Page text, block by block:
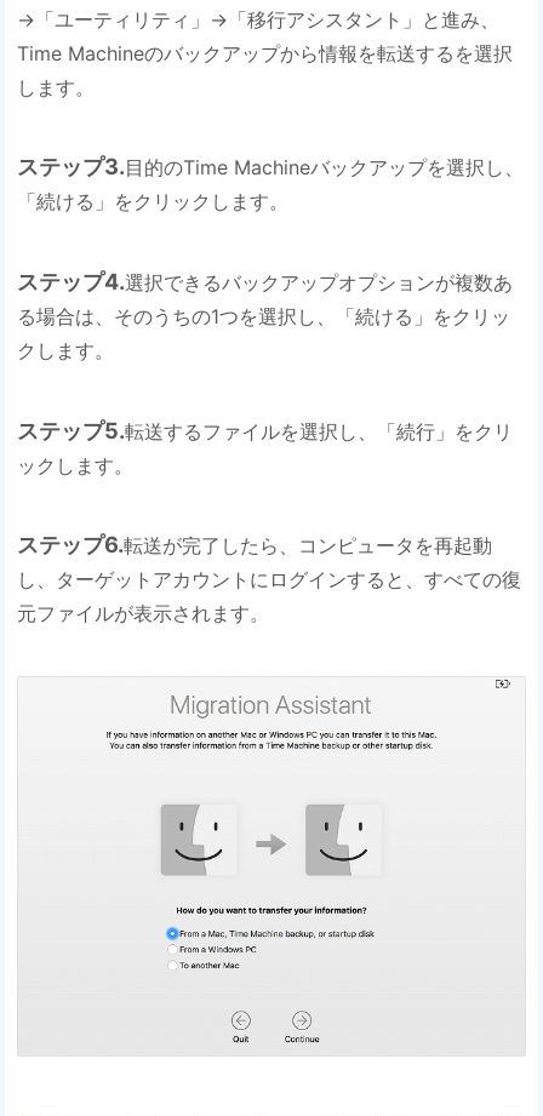
→「ユーティリティ」→「移行アシスタント」と進み、
Time Machineのバックアップから情報を転送するを選択
します。
ステップ3.目的のTime Machineバックアップを選択し、
「続ける」をクリックします。
ステップ4.選択できるバックアップオプションが複数あ
る場合は、そのうちの1つを選択し、「続ける」をクリッ
クします。
ステップ5.転送するファイルを選択し、「続行」をクリ
ックします。
ステップ6.転送が完了したら、コンピュータを再起動
し、ターゲットアカウントにログインすると、すべての復
元ファイルが表示されます。